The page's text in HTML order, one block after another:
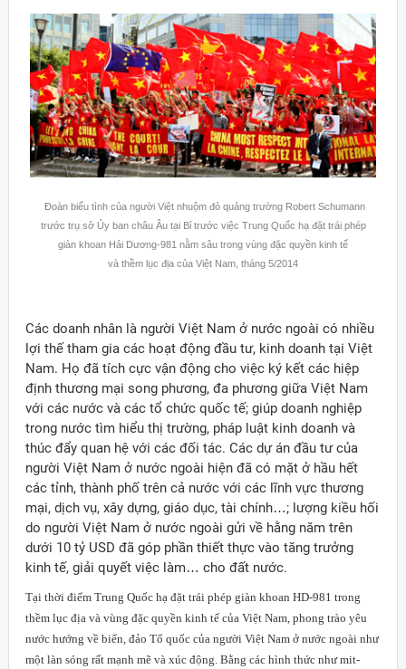
Đoàn biểu tình của người Việt nhuộm đỏ quảng trường Robert Schumann
trước trụ sở Ủy ban châu Âu tại Bỉ trước việc Trung Quốc hạ đặt trái phép
giàn khoan Hải Dương-981 nằm sâu trong vùng đặc quyền kinh tế
và thềm lục địa của Việt Nam, tháng 5/2014
Các doanh nhân là người Việt Nam ở nước ngoài có nhiều
lợi thế tham gia các hoạt động đầu tư, kinh doanh tại Việt
Nam. Họ đã tích cực vận động cho việc ký kết các hiệp
định thương mại song phương, đa phương giữa Việt Nam
với các nước và các tổ chức quốc tế; giúp doanh nghiệp
trong nước tìm hiểu thị trường, pháp luật kinh doanh và
thúc đẩy quan hệ với các đối tác. Các dự án đầu tư của
người Việt Nam ở nước ngoài hiện đã có mặt ở hầu hết
các tỉnh, thành phố trên cả nước với các lĩnh vực thương
mại, dịch vụ, xây dựng, giáo dục, tài chính…; lượng kiều hối
do người Việt Nam ở nước ngoài gửi về hằng năm trên
dưới 10 tỷ USD đã góp phần thiết thực vào tăng trưởng
kinh tế, giải quyết việc làm… cho đất nước.
Tại thời điểm Trung Quốc hạ đặt trái phép giàn khoan HD-981 trong
thềm lục địa và vùng đặc quyền kinh tế của Việt Nam, phong trào yêu
nước hướng về biển, đảo Tổ quốc của người Việt Nam ở nước ngoài như
một làn sóng rất mạnh mẽ và xúc động. Bằng các hình thức như mit-